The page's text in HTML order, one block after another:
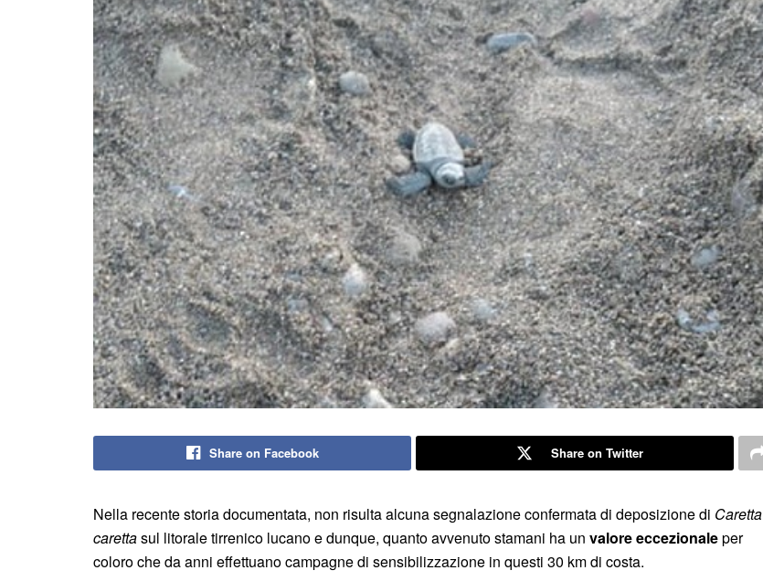
Share on Facebook Share on Twitter
Nella recente storia documentata, non risulta alcuna segnalazione confermata di deposizione di Caretta
carettasul litorale tirrenico lucano e dunque, quanto avvenuto stamani ha un valore eccezionaleper
coloro che da anni effettuano campagne di sensibilizzazione in questi 30 km di costa.